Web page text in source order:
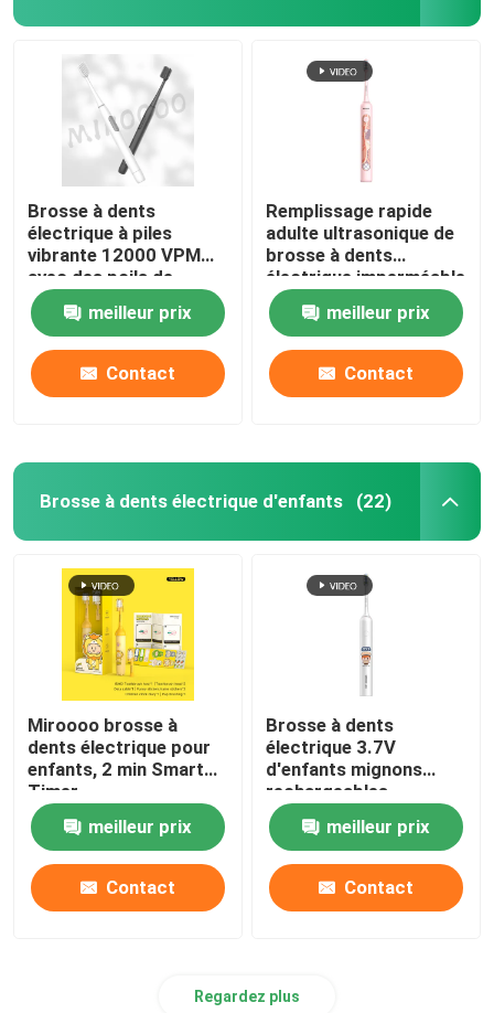
Brosse à dents
électrique à piles
vibrante 12000 VPM
avec des poils de
Dupont
meilleur prix
Contact
Remplissage rapide
adulte ultrasonique de
brosse à dents
électrique imperméable
de 4 modes
meilleur prix
Contact
Brosse à dents électrique d'enfants (22)
Miroooo brosse à
dents électrique pour
enfants, 2 min Smart
Timer
meilleur prix
Contact
Brosse à dents
électrique 3.7V
d'enfants mignons
rechargeables
imperméable avec 4
modes meilleur prix
Contact
Regardez plus